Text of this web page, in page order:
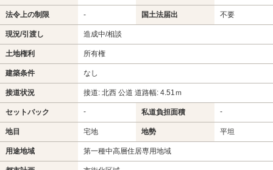
法令上の制限 - 国土法届出 不要
現況/引渡し 造成中/相談
土地権利 所有権
建築条件 なし
接道状況 接道: 北西 公道 道路幅: 4.51ｍ
セットバック - 私道負担面積 -
地目 宅地 地勢 平坦
用途地域 第一種中高層住居専用地域